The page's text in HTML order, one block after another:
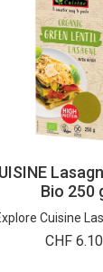
Bio 250
Cuisine
CHF 6.10